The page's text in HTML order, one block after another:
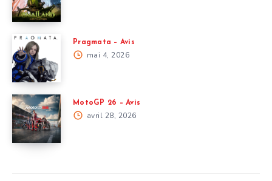
Pragmata – Avis
mai 4, 2026
MotoGP 26 – Avis
avril 28, 2026